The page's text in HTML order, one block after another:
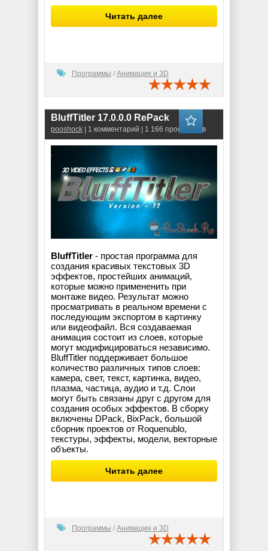
Читать далее
Программы / Анимация и 3D
BluffTitler 17.0.0.0 RePack
pooshock | 1 комментарий | 1 166 просмотров
BluffTitler - простая программа для
создания красивых текстовых 3D
эффектов, простейших анимаций,
которые можно примененить при
монтаже видео. Результат можно
просматривать в реальном времени с
последующим экспортом в картинку
или видеофайл. Вся создаваемая
анимация состоит из слоев, которые
могут модифицироваться независимо.
BluffTitler поддерживает большое
количество различных типов слоев:
камера, свет, текст, картинка, видео,
плазма, частица, аудио и т.д. Слои
могут быть связаны друг с другом для
создания особых эффектов. В сборку
включены DPack, BixPack, большой
сборник проектов от Roquenublo,
текстуры, эффекты, модели, векторные
объекты.
Читать далее
Программы / Анимация и 3D